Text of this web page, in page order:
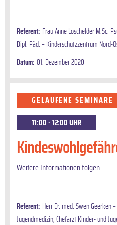
Referent: Frau Anne Loschelder M.Sc.
Dipl. Päd. – Kinderschutzzentrum Nord-
Datum: 01. Dezember 2020
GELAUFENE SEMINARE
11:00 - 12:00 UHR
Weitere Informationen folgen…
Referent: Herr Dr. med. Swen Geerken
Jugendmedizin, Chefarzt Kinder- und